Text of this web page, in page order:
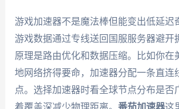
游戏加速器不是魔法棒但能变出低延迟
游戏数据通过专线送回国服服务器避开
原理是路由优化和数据压缩。比如你在
地网络挤得要命，加速器分配一条直连
点。选择加速器时看全球节点分布是否